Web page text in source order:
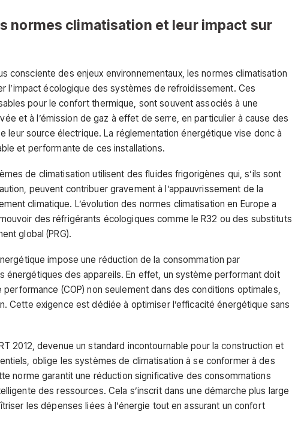
normes climatisation et leur impact sur
consciente des enjeux environnementaux, les normes climatisation
l’impact écologique des systèmes de refroidissement. Ces
pour le confort thermique, sont souvent associés à une
et à l’émission de gaz à effet de serre, en particulier à cause des
leur source électrique. La réglementation énergétique vise donc à
et performante de ces installations.
de climatisation utilisent des fluides frigorigènes qui, s’ils sont
peuvent contribuer gravement à l’appauvrissement de la
climatique. L’évolution des normes climatisation en Europe a
des réfrigérants écologiques comme le R32 ou des substituts
global (PRG).
impose une réduction de la consommation par
énergétiques des appareils. En effet, un système performant doit
(COP) non seulement dans des conditions optimales,
Cette exigence est dédiée à optimiser l’efficacité énergétique sans
2012, devenue un standard incontournable pour la construction et
oblige les systèmes de climatisation à se conformer à des
norme garantit une réduction significative des consommations
des ressources. Cela s’inscrit dans une démarche plus large
les dépenses liées à l’énergie tout en assurant un confort